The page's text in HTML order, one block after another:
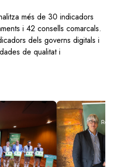
més de 30 indicadors
i 42 consells comarcals.
dels governs digitals i
de qualitat i
Image